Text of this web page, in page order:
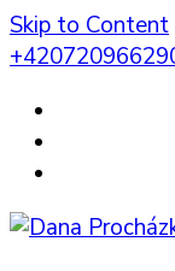
Skip to Content